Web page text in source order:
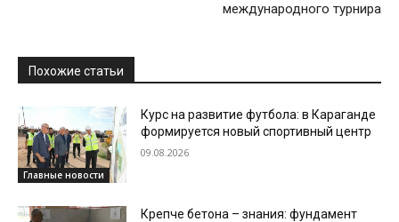
международного турнира
Похожие статьи
Главные новости
Курс на развитие футбола: в Караганде
формируется новый спортивный центр
09.08.2026
Крепче бетона – знания: фундамент